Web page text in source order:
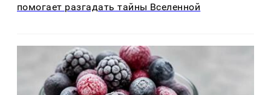
помогает разгадать тайны Вселенной